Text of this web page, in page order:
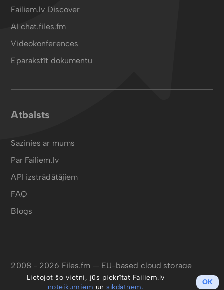
Failiem.lv Discover
AI chat.files.fm
Videokonferences
Eparakstīt dokumentu
Atbalsts
Sazinies ar mums
Par Failiem.lv
API izstrādātājiem
FAQ
Blogs
2008 - 2026 Files.fm — EU-based cloud storage
Lietojot šo vietni, jūs piekrītat Failiem.lv
noteikumiem unsīkdatnēm.
OK